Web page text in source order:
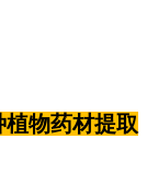
物药材提取